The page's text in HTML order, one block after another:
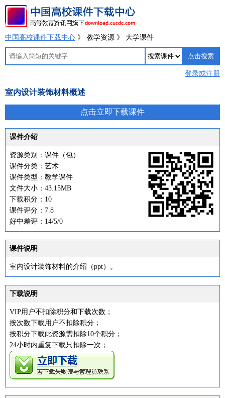
中国高校课件下载中心 》 教学资源 》 大学课件
登录或注册
室内设计装饰材料概述
点击立即下载课件
课件介绍
资源类别：课件（包）
课件分类：艺术
课件类型：教学课件
文件大小：43.15MB
下载积分：10
课件评分：7.8
好中差评：14/5/0
课件说明
室内设计装饰材料的介绍（ppt）。
下载说明
VIP用户不扣除积分和下载次数；
按次数下载用户不扣除积分；
按积分下载此资源需扣除10个积分；
24小时内重复下载只扣除一次；